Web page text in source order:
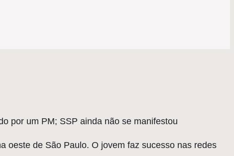
por um PM; SSP ainda não se manifestou
oeste de São Paulo. O jovem faz sucesso nas redes